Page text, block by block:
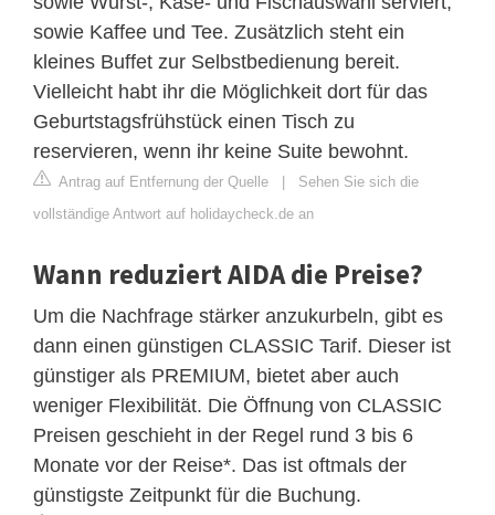
sowie Kaffee und Tee. Zusätzlich steht ein
kleines Buffet zur Selbstbedienung bereit.
Vielleicht habt ihr die Möglichkeit dort für das
Geburtstagsfrühstück einen Tisch zu
reservieren, wenn ihr keine Suite bewohnt.
Antrag auf Entfernung der Quelle | Sehen Sie sich die
vollständige Antwort auf holidaycheck.de an
Wann reduziert AIDA die Preise?
Um die Nachfrage stärker anzukurbeln, gibt es
dann einen günstigen CLASSIC Tarif. Dieser ist
günstiger als PREMIUM, bietet aber auch
weniger Flexibilität. Die Öffnung von CLASSIC
Preisen geschieht in der Regel rund 3 bis 6
Monate vor der Reise*. Das ist oftmals der
günstigste Zeitpunkt für die Buchung.